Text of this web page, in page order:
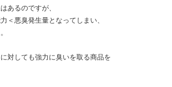
あるのですが、
＜悪臭発生量となってしまい、
対しても強力に臭いを取る商品を